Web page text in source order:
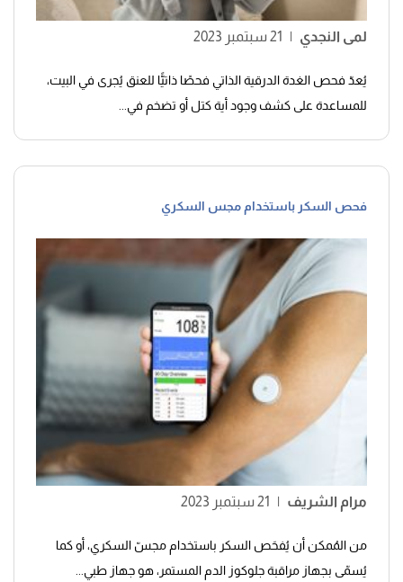
لمى النجدي | 21 سبتمبر 2023
يُعدّ فحص الغدة الدرقية الذاتي فحصًا ذاتيًّا للعنق يُجرى في البيت،
للمساعدة على كشف وجود أية كتل أو تضخم في...
فحص السكر باستخدام مجس السكري
مرام الشريف | 21 سبتمبر 2023
من المُمكن أن يُفحَص السكر باستخدام مجسّ السكري، أو كما
يُسمّى بجهاز مراقبة جلوكوز الدم المستمر، هو جهاز طبي...